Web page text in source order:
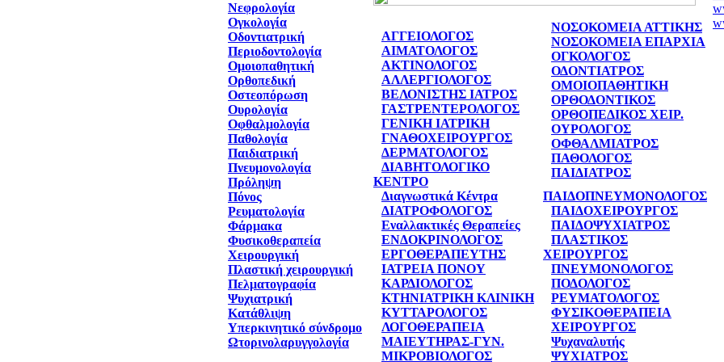
Νεφρολογία
Ογκολογία
Οδοντιατρική
Περιοδοντολογία
Ομοιοπαθητική
Ορθοπεδική
Οστεοπόρωση
Ουρολογία
Οφθαλμολογία
Παθολογία
Παιδιατρική
Πνευμονολογία
Πρόληψη
Πόνος
Ρευματολογία
Φάρμακα
Φυσικοθεραπεία
Χειρουργική
Πλαστική χειρουργική
Πελματογραφία
Ψυχιατρική
Κατάθλιψη
Υπερκινητικό σύνδρομο
Ωτορινολαρυγγολογία
ΑΓΓΕΙΟΛΟΓΟΣ
ΑΙΜΑΤΟΛΟΓΟΣ
ΑΚΤΙΝΟΛΟΓΟΣ
ΑΛΛΕΡΓΙΟΛΟΓΟΣ
ΒΕΛΟΝΙΣΤΗΣ ΙΑΤΡΟΣ
ΓΑΣΤΡΕΝΤΕΡΟΛΟΓΟΣ
ΓΕΝΙΚΗ ΙΑΤΡΙΚΗ
ΓΝΑΘΟΧΕΙΡΟΥΡΓΟΣ
ΔΕΡΜΑΤΟΛΟΓΟΣ
ΔΙΑΒΗΤΟΛΟΓΙΚΟ
ΚΕΝΤΡΟ
Διαγνωστικά Κέντρα
ΔΙΑΤΡΟΦΟΛΟΓΟΣ
Εναλλακτικές Θεραπείες
ΕΝΔΟΚΡΙΝΟΛΟΓΟΣ
ΕΡΓΟΘΕΡΑΠΕΥΤΗΣ
ΙΑΤΡΕΙΑ ΠΟΝΟΥ
ΚΑΡΔΙΟΛΟΓΟΣ
ΚΤΗΝΙΑΤΡΙΚΗ ΚΛΙΝΙΚΗ
ΚΥΤΤΑΡΟΛΟΓΟΣ
ΛΟΓΟΘΕΡΑΠΕΙΑ
ΜΑΙΕΥΤΗΡΑΣ-ΓΥΝ.
ΜΙΚΡΟΒΙΟΛΟΓΟΣ
ΝΟΣΟΚΟΜΕΙΑ ΑΤΤΙΚΗΣ
ΝΟΣΟΚΟΜΕΙΑ ΕΠΑΡΧΙΑ
ΟΓΚΟΛΟΓΟΣ
ΟΔΟΝΤΙΑΤΡΟΣ
ΟΜΟΙΟΠΑΘΗΤΙΚΗ
ΟΡΘΟΔΟΝΤΙΚΟΣ
ΟΡΘΟΠΕΔΙΚΟΣ ΧΕΙΡ.
ΟΥΡΟΛΟΓΟΣ
ΟΦΘΑΛΜΙΑΤΡΟΣ
ΠΑΘΟΛΟΓΟΣ
ΠΑΙΔΙΑΤΡΟΣ
ΠΑΙΔΟΠΝΕΥΜΟΝΟΛΟΓΟΣ
ΠΑΙΔΟΧΕΙΡΟΥΡΓΟΣ
ΠΑΙΔΟΨΥΧΙΑΤΡΟΣ
ΠΛΑΣΤΙΚΟΣ
ΧΕΙΡΟΥΡΓΟΣ
ΠΝΕΥΜΟΝΟΛΟΓΟΣ
ΠΟΔΟΛΟΓΟΣ
ΡΕΥΜΑΤΟΛΟΓΟΣ
ΦΥΣΙKΟΘΕΡΑΠΕΙΑ
ΧΕΙΡΟΥΡΓΟΣ
Ψυχαναλυτής
ΨΥΧΙΑΤΡΟΣ